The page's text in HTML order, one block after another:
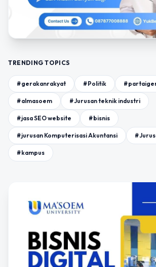
TRENDING TOPICS
#gerakanrakyat #Politik
#almasoem #Jurusan teknik industri
#jasa SEO website #bisnis
#jurusan Komputerisasi Akuntansi
#kampus